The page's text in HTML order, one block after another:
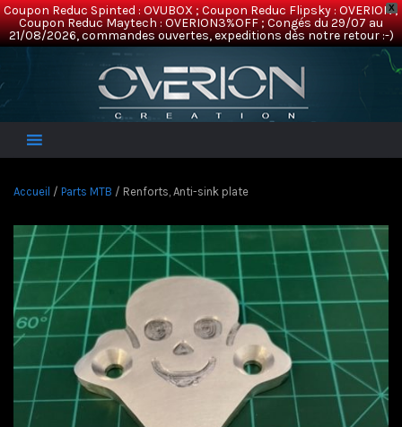
X
Coupon Reduc Spinted : OVUBOX ; Coupon Reduc Flipsky : OVERION ;
Coupon Reduc Maytech : OVERION3%OFF ; Congés du 29/07 au
21/08/2026, commandes ouvertes, expeditions dès notre retour :-)
Overion
Electric Mountainboards
Accueil / Parts MTB / Renforts, Anti-sink plate